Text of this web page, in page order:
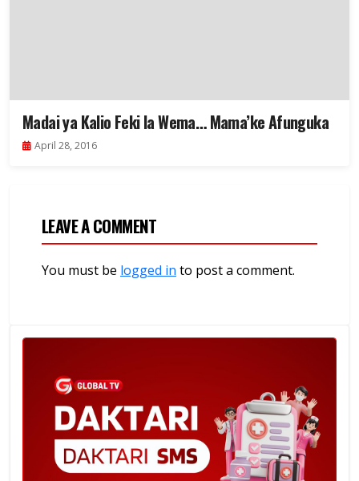
Madai ya Kalio Feki la Wema… Mama’ke Afunguka
April 28, 2016
LEAVE A COMMENT
You must be logged in to post a comment.